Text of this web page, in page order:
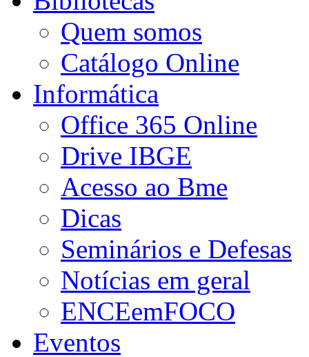
Quem somos
Catálogo Online
Informática
Office 365 Online
Drive IBGE
Acesso ao Bme
Dicas
Seminários e Defesas
Notícias em geral
ENCEemFOCO
Eventos